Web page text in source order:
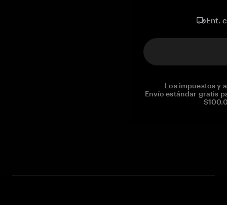
Ent.
Los impuestos y
Envío estándar gratis